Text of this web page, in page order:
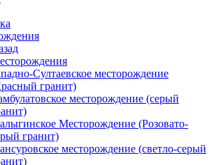
Султаевское месторождение
гранит)
месторождение (cерый
Месторождение (Розовато-
гранит)
месторождение (светло-серый